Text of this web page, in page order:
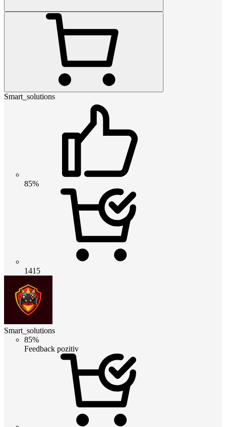
Smart_solutions
85%
1415
Smart_solutions
85%
Feedback pozitiv